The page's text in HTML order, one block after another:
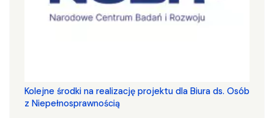
Kolejne środki na realizację projektu dla Biura ds. Osób
z Niepełnosprawnością